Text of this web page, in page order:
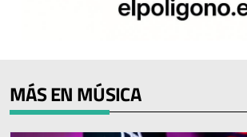
MÁS EN MÚSICA